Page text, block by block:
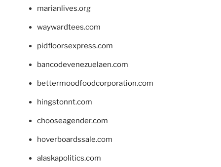
marianlives.org
waywardtees.com
pidfloorsexpress.com
bancodevenezuelaen.com
bettermoodfoodcorporation.com
hingstonnt.com
chooseagender.com
hoverboardssale.com
alaskapolitics.com